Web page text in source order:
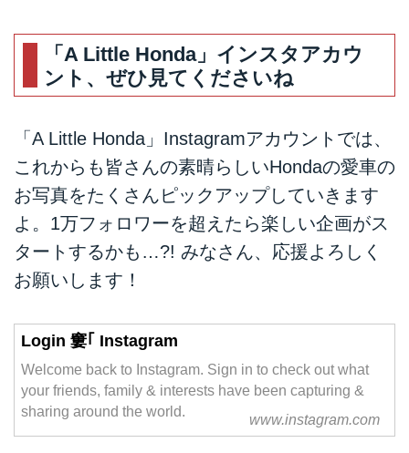
「A Little Honda」インスタアカウ
ント、ぜひ見てくださいね
「A Little Honda」Instagramアカウントでは、
これからも皆さんの素晴らしいHondaの愛車の
お写真をたくさんピックアップしていきます
よ。1万フォロワーを超えたら楽しい企画がス
タートするかも…?! みなさん、応援よろしく
お願いします！
Login 窶｢ Instagram
Welcome back to Instagram. Sign in to check out what
your friends, family & interests have been capturing &
sharing around the world.
www.instagram.com